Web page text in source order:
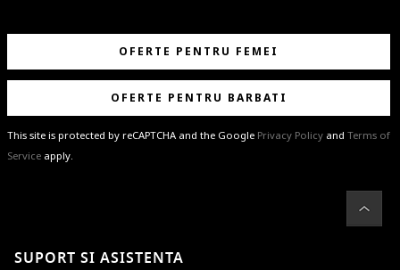
OFERTE PENTRU FEMEI
OFERTE PENTRU BARBATI
This site is protected by reCAPTCHA and the Google Privacy Policy and Terms of
Service apply.
%email%
ultimele tendinte in moda!
SUPORT SI ASISTENTA